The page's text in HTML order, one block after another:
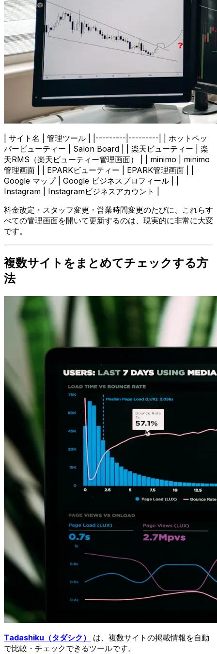
| サイト名 | 管理ツール | |---------|---------| | ホットペッ
パービューティー | Salon Board | | 楽天ビューティー | 楽
天RMS（楽天ビューティー管理画面） | | minimo | minimo
管理画面 | | EPARKビューティー | EPARK管理画面 | |
Google マップ | Google ビジネスプロフィール | |
Instagram | Instagramビジネスアカウント |
料金改定・スタッフ変更・営業時間変更のたびに、これらす
べての管理画面を開いて更新するのは、現実的に非常に大変
です。
複数サイトをまとめてチェックする方
法
Tadashiku（タダシク）
は、複数サイトの掲載情報を自動
で比較・チェックできるツールです。